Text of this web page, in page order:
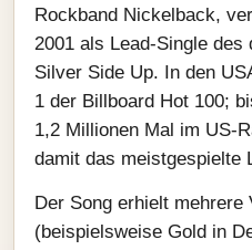
Rockband Nickelback,
2001 als Lead‑Single
Silver Side Up. In den
1 der Billboard Hot 100;
1,2 Millionen Mal im
damit das meistgespielte
Der Song erhielt
(beispielsweise Gold in